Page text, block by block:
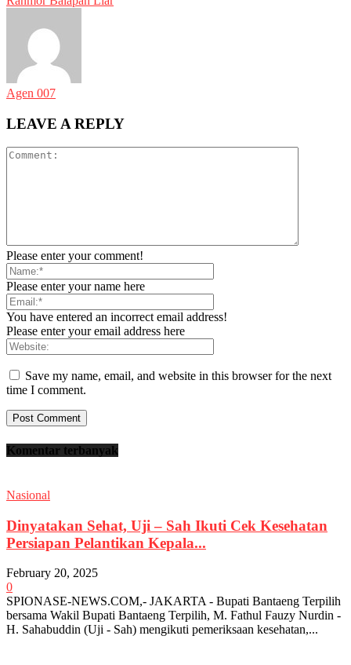
Agen 007
LEAVE A REPLY
Please enter your comment!
Please enter your name here
You have entered an incorrect email address!
Please enter your email address here
Save my name, email, and website in this browser for the next
time I comment.
Komentar terbanyak
Nasional
Dinyatakan Sehat, Uji – Sah Ikuti Cek Kesehatan
Persiapan Pelantikan Kepala...
February 20, 2025
0
SPIONASE-NEWS.COM,- JAKARTA - Bupati Bantaeng Terpilih
bersama Wakil Bupati Bantaeng Terpilih, M. Fathul Fauzy Nurdin -
H. Sahabuddin (Uji - Sah) mengikuti pemeriksaan kesehatan,...